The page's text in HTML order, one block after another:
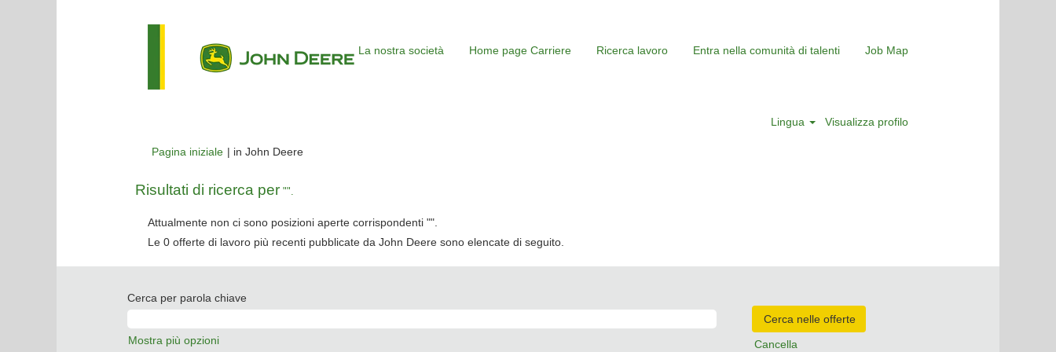
La nostra società Home page Carriere Ricerca lavoro Entra nella comunità di talenti Job Map
Lingua Visualizza profilo
Pagina iniziale | in John Deere(pagina
Risultati di ricerca per "".
Attualmente non ci sono posizioni aperte corrispondenti "".
Le 0 offerte di lavoro più recenti pubblicate da John Deere sono elencate di seguito.
Cerca per parola chiave
Mostra più opzioni Cancella